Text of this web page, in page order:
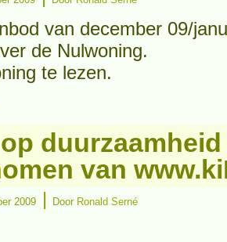
van december 09/
de Nulwoning.
te lezen.
van
2009 | Door Ronald Serné